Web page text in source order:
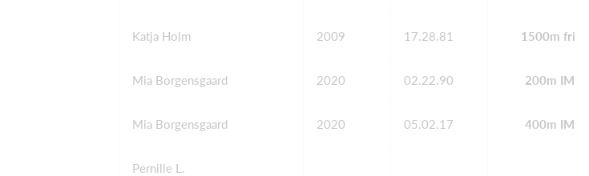
Katja Holm 2009 17.28.81 1500m fri
Mia Borgensgaard 2020 02.22.90 200m IM
Mia Borgensgaard 2020 05.02.17 400m IM
Pernille L.